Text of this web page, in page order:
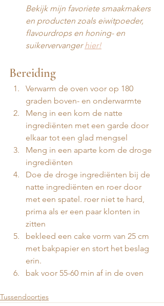
Bekijk mijn favoriete smaakmakers
en producten zoals eiwitpoeder,
flavourdrops en honing- en
suikervervanger hier!
Bereiding
Verwarm de oven voor op 180
graden boven- en onderwarmte
Meng in een kom de natte
ingrediënten met een garde door
elkaar tot een glad mengsel
Meng in een aparte kom de droge
ingrediënten
Doe de droge ingrediënten bij de
natte ingrediënten en roer door
met een spatel. roer niet te hard,
prima als er een paar klonten in
zitten
bekleed een cake vorm van 25 cm
met bakpapier en stort het beslag
erin.
bak voor 55-60 min af in de oven
Tussendoortjes